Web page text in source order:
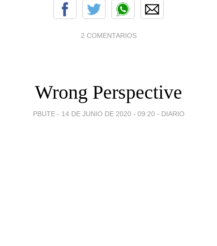
2 COMENTARIOS
Wrong Perspective
PBUTE - 14 DE JUNIO DE 2020 - 09:20 - DIARIO